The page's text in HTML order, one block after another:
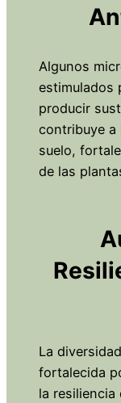
Algunos
estimulados
producir
contribuye a
suelo,
de las
La
fortalecida
la